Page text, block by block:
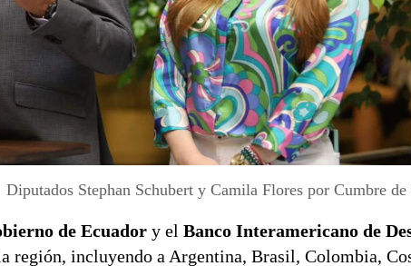
Diputados Stephan Schubert y Camila Flores por Cumbre
de Ecuador y el Banco Interamericano de
región, incluyendo a Argentina, Brasil, Colombia,